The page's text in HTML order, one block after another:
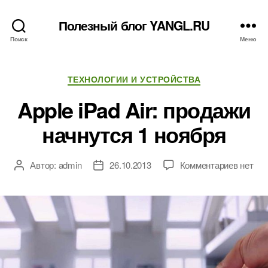
Поиск
Полезный блог YANGL.RU
Меню
Рубрики
ТЕХНОЛОГИИ И УСТРОЙСТВА
Apple iPad Air: продажи
начнутся 1 ноября
АвторАвтор: admin
Дата26.10.2013 Комментариевк
iPad
1
нет